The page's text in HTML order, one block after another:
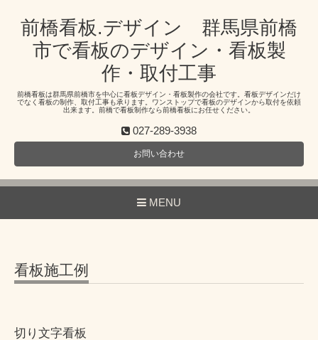
前橋看板.デザイン 群馬県前橋
市で看板のデザイン・看板製
作・取付工事
前橋看板は群馬県前橋市を中心に看板デザイン・看板製作の会社です。看板デザインだけ
でなく看板の制作、取付工事も承ります。ワンストップで看板のデザインから取付を依頼
出来ます。前橋で看板制作なら前橋看板にお任せください。
027-289-3938
お問い合わせ
MENU
看板施工例
切り文字看板